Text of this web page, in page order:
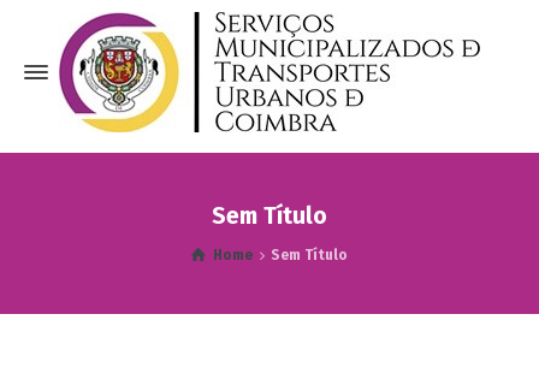
Sem Título
Home Sem Título